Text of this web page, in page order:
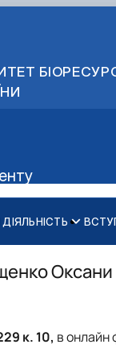
отримання
MSc
к. 10, в онлайн